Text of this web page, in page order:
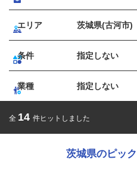
エリア 茨城県(古河市)
条件 指定しない
業種 指定しない
全 14 件ヒットしました
茨城県のピッ